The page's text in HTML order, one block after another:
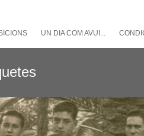
UN DIA COM AVUI...